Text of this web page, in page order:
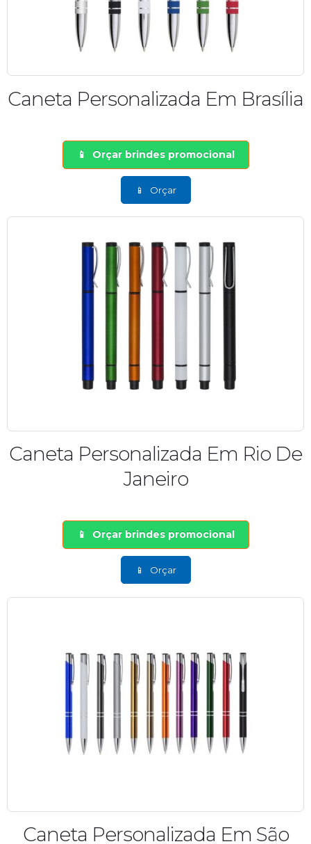
Caneta Personalizada Em Brasília
Orçar brindes promocional
Orçar
Caneta Personalizada Em Rio De
Janeiro
Orçar brindes promocional
Orçar
Caneta Personalizada Em São